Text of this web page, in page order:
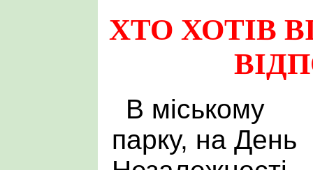
ХТО ХОТІВ
В міському
парку, на День